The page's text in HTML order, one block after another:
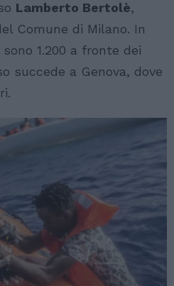
Lamberto Bertolè,
Comune di Milano. In
1.200 a fronte dei
succede a Genova, dove